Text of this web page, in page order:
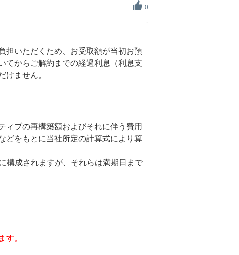
0
担いただくため、お受取額が当初お預
てからご解約までの経過利息（利息支
けません。
ィブの再構築額およびそれに伴う費用
どをもとに当社所定の計算式により算
構成されますが、それらは満期日まで
す。